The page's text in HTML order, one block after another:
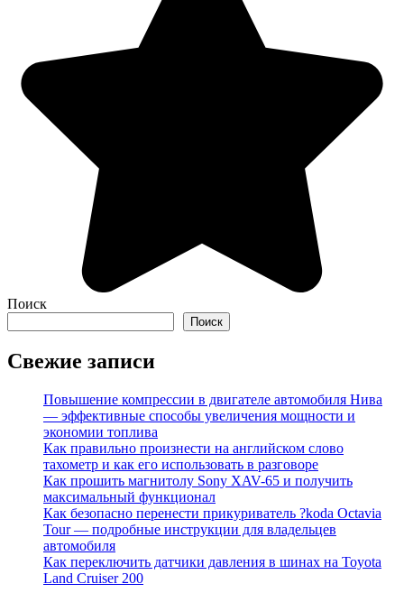
Поиск
Поиск
Свежие записи
Повышение компрессии в двигателе автомобиля Нива
— эффективные способы увеличения мощности и
экономии топлива
Как правильно произнести на английском слово
тахометр и как его использовать в разговоре
Как прошить магнитолу Sony XAV-65 и получить
максимальный функционал
Как безопасно перенести прикуриватель ?koda Octavia
Tour — подробные инструкции для владельцев
автомобиля
Как переключить датчики давления в шинах на Toyota
Land Cruiser 200